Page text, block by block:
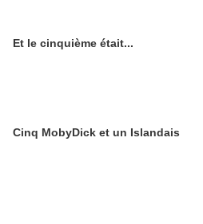
Et le cinquième était...
Cinq MobyDick et un Islandais